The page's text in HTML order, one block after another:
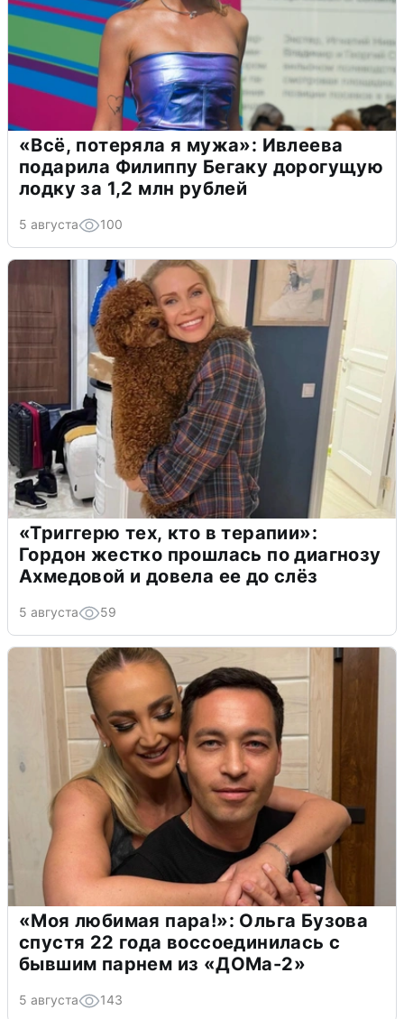
«Всё, потеряла я мужа»: Ивлеева
подарила Филиппу Бегаку дорогущую
лодку за 1,2 млн рублей
5 августа 100
«Триггерю тех, кто в терапии»:
Гордон жестко прошлась по диагнозу
Ахмедовой и довела ее до слёз
5 августа 59
«Моя любимая пара!»: Ольга Бузова
спустя 22 года воссоединилась с
бывшим парнем из «ДОМа-2»
5 августа 143